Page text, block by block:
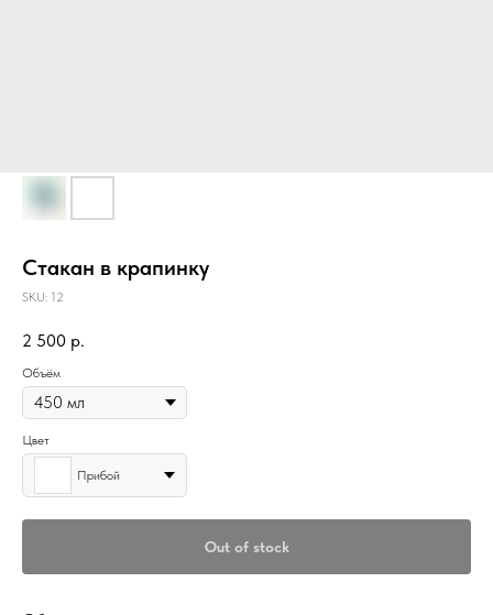
Стакан в крапинку
SKU: 12
2 500 р.
Объём
Цвет
Прибой
Out of stock